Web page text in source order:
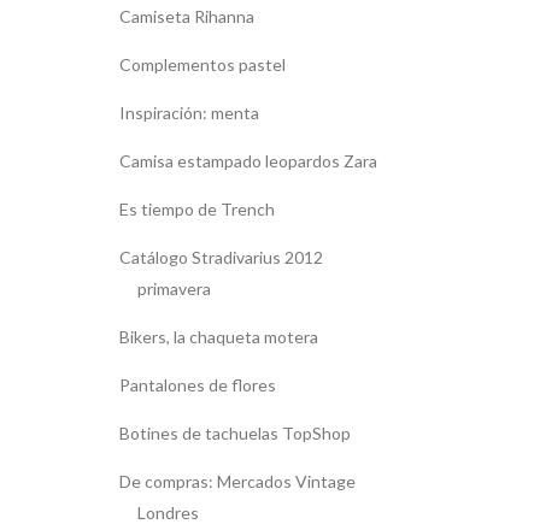
Camiseta Rihanna
Complementos pastel
Inspiración: menta
Camisa estampado leopardos Zara
Es tiempo de Trench
Catálogo Stradivarius 2012
primavera
Bikers, la chaqueta motera
Pantalones de flores
Botines de tachuelas TopShop
De compras: Mercados Vintage
Londres